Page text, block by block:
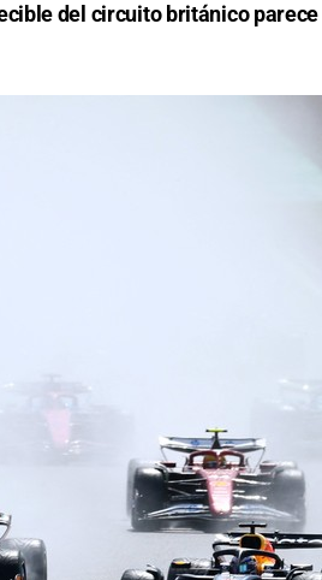
del circuito británico parece